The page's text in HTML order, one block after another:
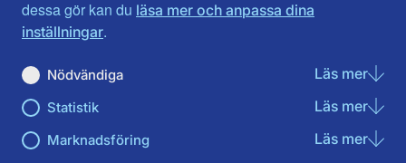
dessa gör kan du läsa mer och anpassa dina
inställningar.
Nödvändiga Läs merom
Statistik Läs merom
Marknadsföring Läs merom
Kronobergs län
Norrbotten
Skåne län
Örebro län
Östergötland
Du hittar oss här på sociala medier
Facebook
Instagram